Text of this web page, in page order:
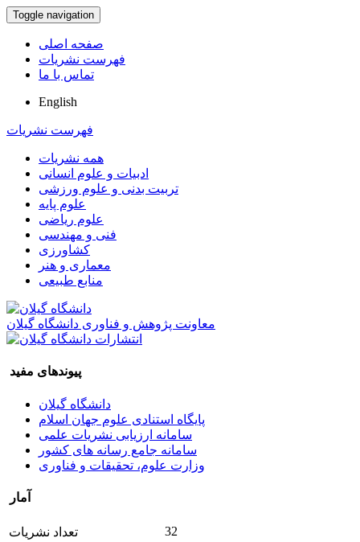
Toggle navigation
صفحه اصلی
فهرست نشریات
تماس با ما
English
فهرست نشریات
همه نشریات
ادبیات و علوم انسانی
تربیت بدنی و علوم ورزشی
علوم پایه
علوم ریاضی
فنی و مهندسی
کشاورزی
معماری و هنر
منابع طبیعی
معاونت پژوهش و فناوری دانشگاه گیلان
پیوندهای مفید
دانشگاه گیلان
پایگاه استنادی علوم جهان اسلام
سامانه ارزیابی نشریات علمی
سامانه جامع رسانه های کشور
وزارت علوم، تحقیقات و فناوری
آمار
تعداد نشریات
32